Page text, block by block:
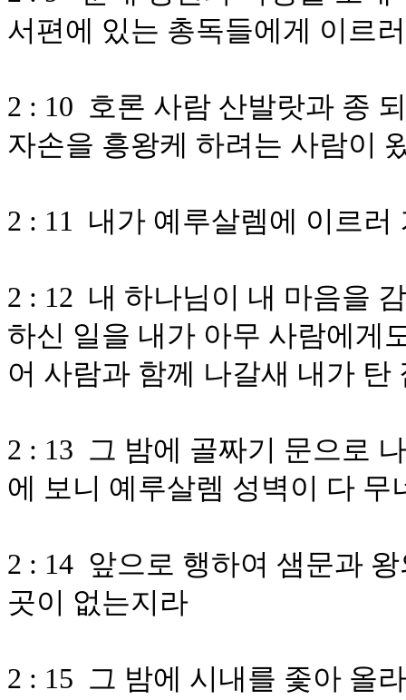
서편에 있는 총독들에게 이르
2 : 10 호론 사람 산발랏과 종
자손을 흥왕케 하려는 사람이
2 : 11 내가 예루살렘에 이르러
2 : 12 내 하나님이 내 마음을
하신 일을 내가 아무 사람에게
어 사람과 함께 나갈새 내가
2 : 13 그 밤에 골짜기 문으로
에 보니 예루살렘 성벽이 다
2 : 14 앞으로 행하여 샘문과
곳이 없는지라
2 : 15 그 밤에 시내를 좇아 올